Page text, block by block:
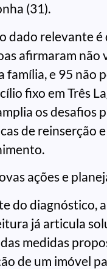
(31).
dado relevante é
afirmaram não
família, e 95 não
fixo em Três
os desafios
de reinserção e
ações e
do diagnóstico, a
já articula
medidas
de um imóvel